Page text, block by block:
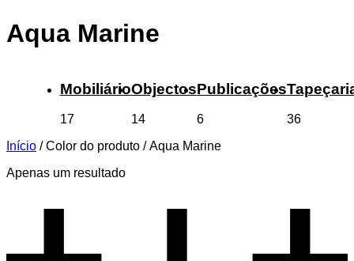
Aqua Marine
Mobiliário
17
Objectos
14
Publicações
6
36
Início /Color do produto /Aqua Marine
Apenas um resultado